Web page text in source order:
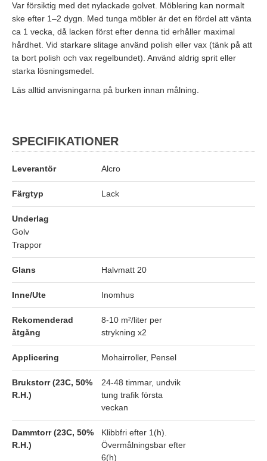
Var försiktig med det nylackade golvet. Möblering kan normalt
ske efter 1–2 dygn. Med tunga möbler är det en fördel att vänta
ca 1 vecka, då lacken först efter denna tid erhåller maximal
hårdhet. Vid starkare slitage använd polish eller vax (tänk på att
ta bort polish och vax regelbundet). Använd aldrig sprit eller
starka lösningsmedel.
Läs alltid anvisningarna på burken innan målning.
SPECIFIKATIONER
Leverantör Alcro
Färgtyp Lack
Underlag
Golv
Trappor
Glans Halvmatt 20
Inne/Ute Inomhus
Rekomenderad
åtgång
8-10 m²/liter per
strykning x2
Applicering Mohairroller, Pensel
Brukstorr (23C, 50%
R.H.)
24-48 timmar, undvik
tung trafik första
veckan
Dammtorr (23C, 50%
R.H.)
Klibbfri efter 1(h).
Övermålningsbar efter
6(h)